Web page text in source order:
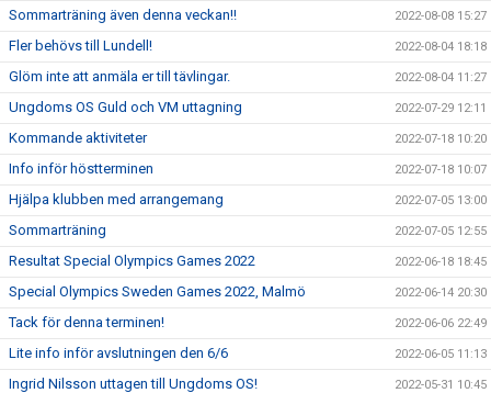
Sommarträning även denna veckan!! 2022-08-08 15:27
Fler behövs till Lundell! 2022-08-04 18:18
Glöm inte att anmäla er till tävlingar. 2022-08-04 11:27
Ungdoms OS Guld och VM uttagning 2022-07-29 12:11
Kommande aktiviteter 2022-07-18 10:20
Info inför höstterminen 2022-07-18 10:07
Hjälpa klubben med arrangemang 2022-07-05 13:00
Sommarträning 2022-07-05 12:55
Resultat Special Olympics Games 2022 2022-06-18 18:45
Special Olympics Sweden Games 2022, Malmö 2022-06-14 20:30
Tack för denna terminen! 2022-06-06 22:49
Lite info inför avslutningen den 6/6 2022-06-05 11:13
Ingrid Nilsson uttagen till Ungdoms OS! 2022-05-31 10:45